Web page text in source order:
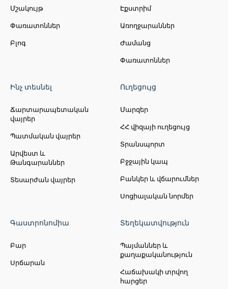
Մշակույթ
Փառատոններ
Բլոգ
Էքստրիմ
Առողջարաններ
Ժամանց
Փառատոններ
Ինչ տեսնել
Ճարտարապետական
վայրեր
Պատմական վայրեր
Արվեստ և
Թանգարաններ
Տեսարժան վայրեր
Ուղեցույց
Մարզեր
ՀՀ վիզայի ուղեցույց
Տրանսպորտ
Բջջային կապ
Բանկեր և վճարումներ
Սոցիալական նորմեր
Գաստրոնոմիա
Բար
Սրճարան
Տեղեկատվություն
Պայմաններ և
քաղաքականություն
Հաճախակի տրվող
հարցեր